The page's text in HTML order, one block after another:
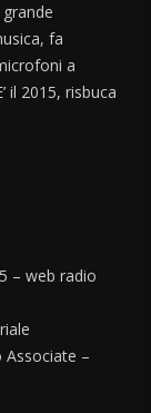
fa
a
il 2015, risbuca
– web radio
Associate –